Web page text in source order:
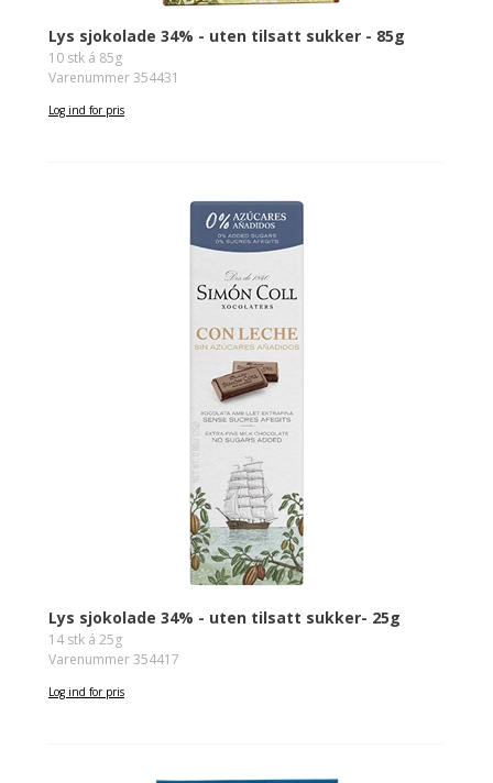
Lys sjokolade 34% - uten tilsatt sukker - 85g
10 stk á 85g
Varenummer 354431
Log ind for pris
Lys sjokolade 34% - uten tilsatt sukker- 25g
14 stk á 25g
Varenummer 354417
Log ind for pris